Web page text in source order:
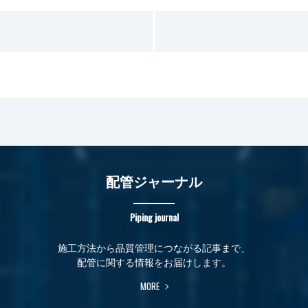
配管ジャーナル
Piping journal
施工方法から品質管理につながる記事まで、
配管に関する情報をお届けします。
MORE